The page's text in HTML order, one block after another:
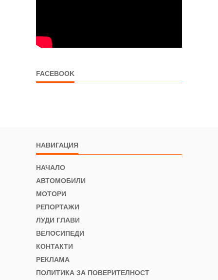
FACEBOOK
НАВИГАЦИЯ
НАЧАЛО
АВТОМОБИЛИ
МОТОРИ
РЕПОРТАЖИ
ЛУДИ ГЛАВИ
ВЕЛОСИПЕДИ
КОНТАКТИ
РЕКЛАМА
ПОЛИТИКА ЗА ПОВЕРИТЕЛНОСТ